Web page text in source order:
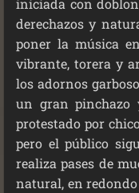
iniciada con
derechazos y
poner la música
vibrante, torera y
los adornos
un gran pinchazo
protestado por
pero el público
realiza pases de
natural, en